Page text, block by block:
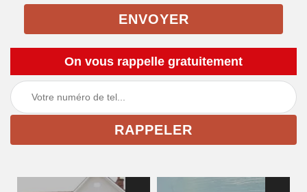
On vous rappelle gratuitement